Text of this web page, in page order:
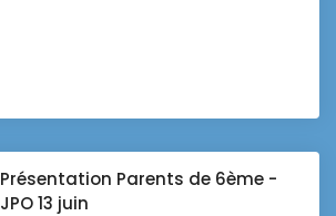
Présentation Parents de 6ème -
JPO 13 juin